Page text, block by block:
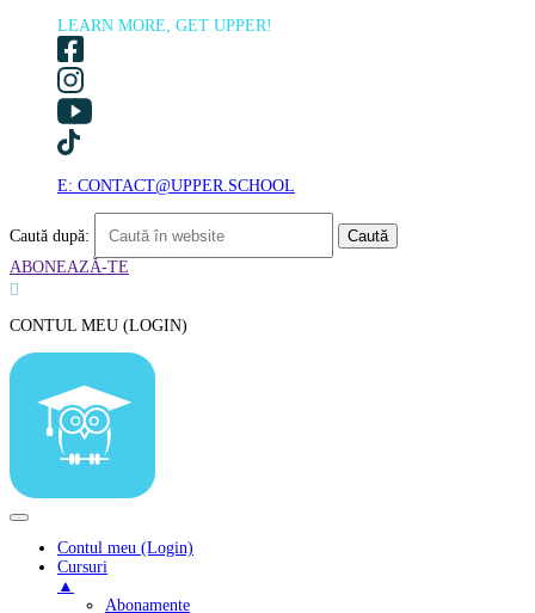
LEARN MORE, GET UPPER!
E: CONTACT@UPPER.SCHOOL
Caută după:
ABONEAZĂ-TE

CONTUL MEU (LOGIN)
Contul meu (Login)
Cursuri
▲
Abonamente